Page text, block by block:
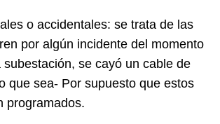
o accidentales: se trata de las
por algún incidente del momento
se cayó un cable de
que sea- Por supuesto que estos
programados.